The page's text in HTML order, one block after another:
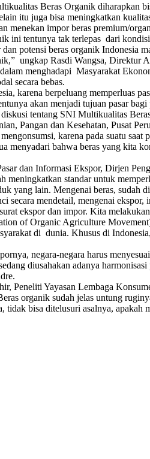
Beras Organik diharapkan
itu juga bisa meningkatkan
menekan impor beras premium/
ini tentunya tak terlepas dari
potensi beras organik Indonesia
ungkap Rasdi Wangsa, Direktur
menghadapi Masyarakat
secara bebas.
karena berpeluang memperluas
akan menjadi tujuan pasar
tentang SNI Multikualitas
Pangan dan Kesehatan, Pusat
karena pada suatu
menyadari bahwa beras yang kita
dan Informasi Ekspor, Dirjen
meningkatkan standar untuk
yang lain. Mengenai beras, sudah
secara mendetail, mengenai
ekspor dan impor. Kita
of Organic Agriculture
di dunia. Khusus di
negara-negara harus
diusahakan adanya
Peneliti Yayasan Lembaga
organik sudah jelas untung
tidak bisa ditelusuri asalnya,